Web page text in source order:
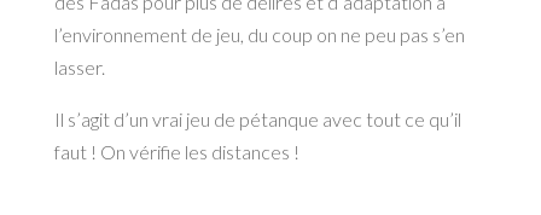
l’environnement de jeu, du coup on ne peu pas s’en
lasser.
Il s’agit d’un vrai jeu de pétanque avec tout ce qu’il
faut ! On vérifie les distances !